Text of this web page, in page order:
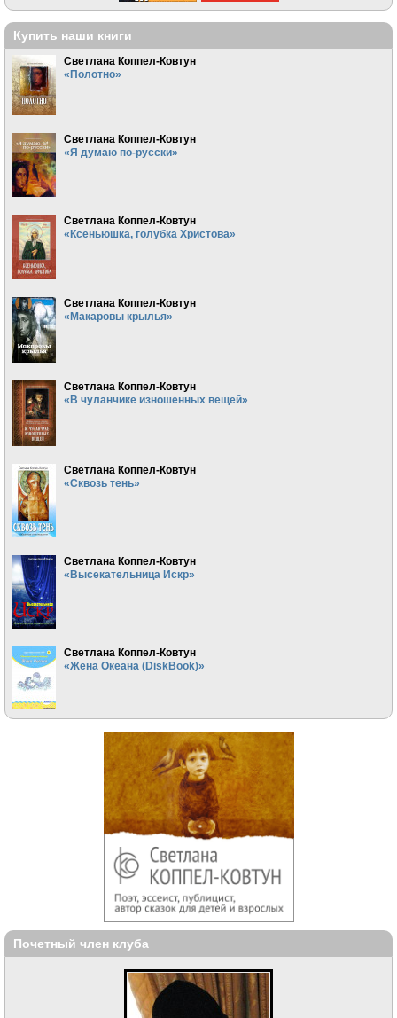
Купить наши книги
Светлана Коппел-Ковтун
«Полотно»
Светлана Коппел-Ковтун
«Я думаю по-русски»
Светлана Коппел-Ковтун
«Ксеньюшка, голубка Христова»
Светлана Коппел-Ковтун
«Макаровы крылья»
Светлана Коппел-Ковтун
«В чуланчике изношенных вещей»
Светлана Коппел-Ковтун
«Сквозь тень»
Светлана Коппел-Ковтун
«Высекательница Искр»
Светлана Коппел-Ковтун
«Жена Океана (DiskBook)»
Почетный член клуба